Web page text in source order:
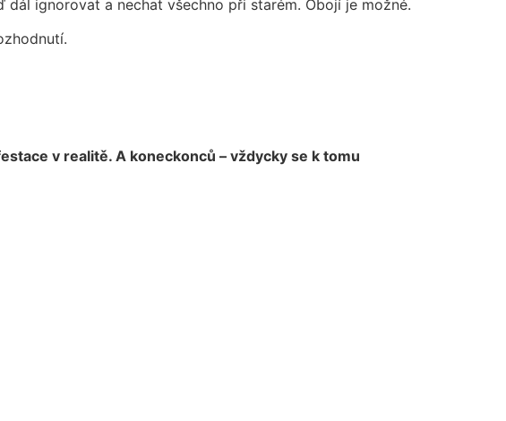
ignorovat a nechat všechno při starém. Obojí je možné.
v realitě. A koneckonců – vždycky se k tomu